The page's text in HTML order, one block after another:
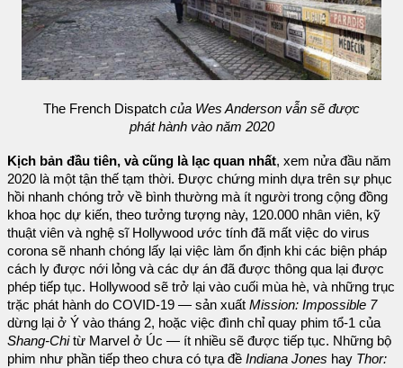
The French Dispatch của Wes Anderson vẫn sẽ được
phát hành vào năm 2020
Kịch bản đầu tiên, và cũng là lạc quan nhất, xem nửa đầu năm
2020 là một tận thế tạm thời. Được chứng minh dựa trên sự phục
hồi nhanh chóng trở về bình thường mà ít người trong cộng đồng
khoa học dự kiến, theo tưởng tượng này, 120.000 nhân viên, kỹ
thuật viên và nghệ sĩ Hollywood ước tính đã mất việc do virus
corona sẽ nhanh chóng lấy lại việc làm ổn định khi các biện pháp
cách ly được nới lỏng và các dự án đã được thông qua lại được
phép tiếp tục. Hollywood sẽ trở lại vào cuối mùa hè, và những trục
trặc phát hành do COVID-19 — sản xuất Mission: Impossible 7
dừng lại ở Ý vào tháng 2, hoặc việc đình chỉ quay phim tổ-1 của
Shang-Chitừ Marvel ở Úc — ít nhiều sẽ được tiếp tục. Những bộ
phim như phần tiếp theo chưa có tựa đề Indiana Jones hay Thor: